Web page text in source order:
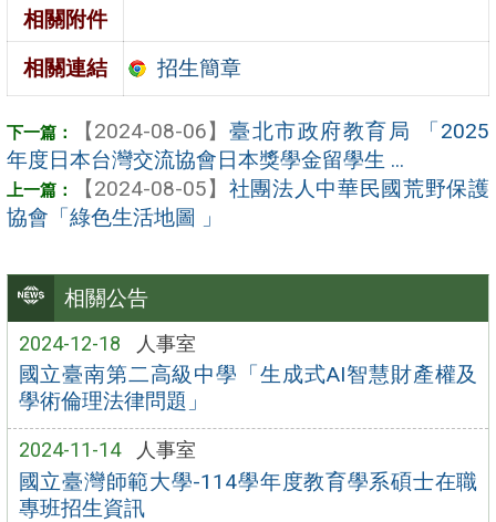
相關公告
2024-12-18 人事室
國立臺南第二高級中學「生成式AI智慧財產權及
學術倫理法律問題」
2024-11-14 人事室
國立臺灣師範大學-114學年度教育學系碩士在職
專班招生資訊
相關附件
相關連結
招生簡章
【2024-08-06】 臺北市政府教育局 「2025
年度日本台灣交流協會日本獎學金留學生 ...
【2024-08-05】 社團法人中華民國荒野保護
協會「綠色生活地圖 」